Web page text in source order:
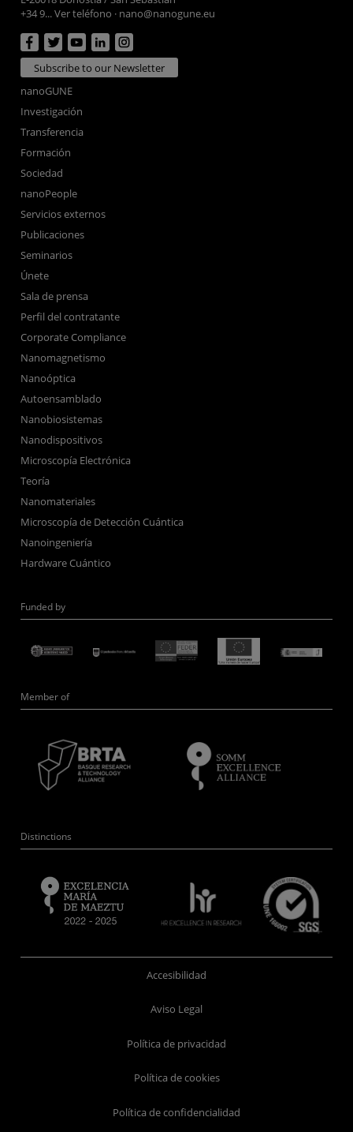
+34 9... Ver teléfono · nano@nanogune.eu
Subscribe to our Newsletter
nanoGUNE
Investigación
Transferencia
Formación
Sociedad
nanoPeople
Servicios externos
Publicaciones
Seminarios
Únete
Sala de prensa
Perfil del contratante
Corporate Compliance
Nanomagnetismo
Nanoóptica
Autoensamblado
Nanobiosistemas
Nanodispositivos
Microscopía Electrónica
Teoría
Nanomateriales
Microscopía de Detección Cuántica
Nanoingeniería
Hardware Cuántico
Funded by
Member of
Distinctions
Accesibilidad
Aviso Legal
Política de privacidad
Política de cookies
Política de confidencialidad